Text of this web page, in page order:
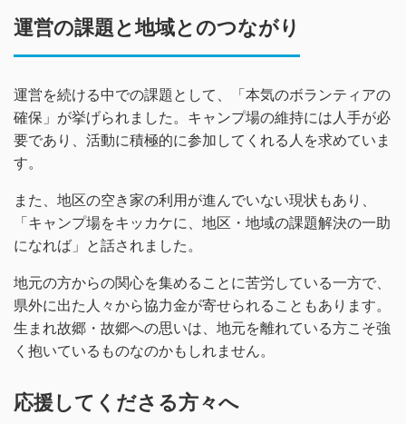
運営の課題と地域とのつながり
運営を続ける中での課題として、「本気のボランティアの
確保」が挙げられました。キャンプ場の維持には人手が必
要であり、活動に積極的に参加してくれる人を求めていま
す。
また、地区の空き家の利用が進んでいない現状もあり、
「キャンプ場をキッカケに、地区・地域の課題解決の一助
になれば」と話されました。
地元の方からの関心を集めることに苦労している一方で、
県外に出た人々から協力金が寄せられることもあります。
生まれ故郷・故郷への思いは、地元を離れている方こそ強
く抱いているものなのかもしれません。
応援してくださる方々へ